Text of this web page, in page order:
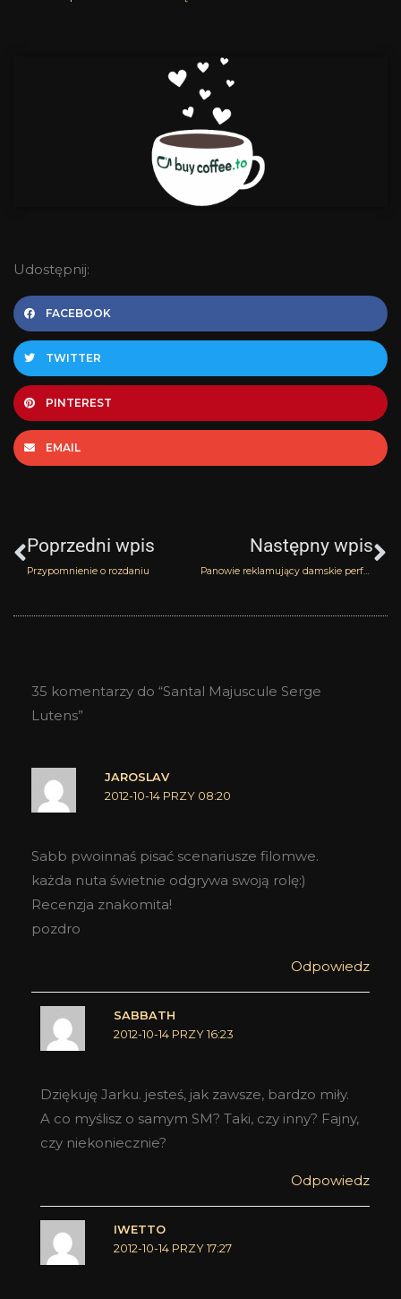
Udostępnij:
FACEBOOK
TWITTER
PINTEREST
EMAIL
Poprzedni wpis
Przypomnienie o rozdaniu
Następny wpis
Panowie reklamujący damskie perfumy?
35 komentarzy do “Santal Majuscule Serge
Lutens”
JAROSLAV
2012-10-14 PRZY 08:20
Sabb pwoinnaś pisać scenariusze filomwe.
każda nuta świetnie odgrywa swoją rolę:)
Recenzja znakomita!
pozdro
Odpowiedz
SABBATH
2012-10-14 PRZY 16:23
Dziękuję Jarku. jesteś, jak zawsze, bardzo miły.
A co myślisz o samym SM? Taki, czy inny? Fajny,
czy niekoniecznie?
Odpowiedz
IWETTO
2012-10-14 PRZY 17:27